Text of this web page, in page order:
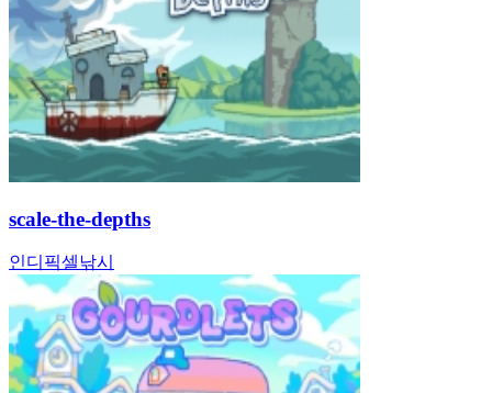
scale-the-depths
인디 픽셀낚시